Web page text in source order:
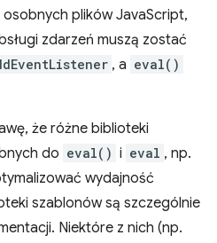
plików JavaScript,
zdarzeń muszą zostać
, a eval()
że różne biblioteki
do eval() i eval , np.
wydajność
szablonów są szczególnie
Niektóre z nich (np.